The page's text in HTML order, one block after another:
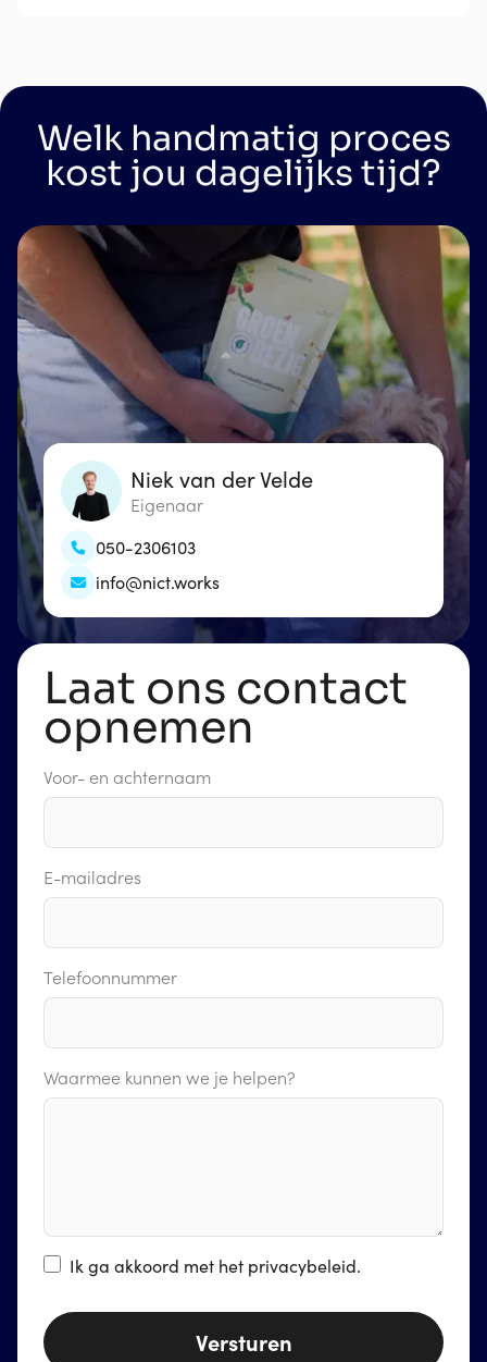
Welk handmatig proces
kost jou dagelijks tijd?
Niek van der Velde
Eigenaar
050-2306103
info@nict.works
Laat ons contact
opnemen
Voor- en achternaam
E-mailadres
Telefoonnummer
Waarmee kunnen we je helpen?
Ik ga akkoord met het privacybeleid.
Versturen